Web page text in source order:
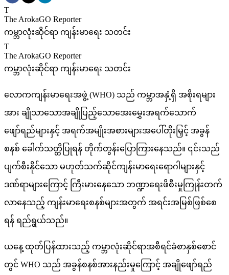
T
The ArokaGO Reporter
ကမ္ဘာလုံးဆိုင်ရာ ကျန်းမာရေး သတင်း
T
The ArokaGO Reporter
ကမ္ဘာလုံးဆိုင်ရာ ကျန်းမာရေး သတင်း
လောကကျန်းမာရေးအဖွဲ့ (WHO) သည် ကမ္ဘာအနှံ့ရှိ အစိုးရများ
အား ချိုသာသောအချိုပြည့်သောအေးမွှေးအရက်သောက်
ဖျော်ရည်များနှင့် အရက်အမျိုးအစားများအပေါ်တိုးမြှင့် အခွန်
စနစ် ခေါက်သတ္တိပြုရန် တိုက်တွန်းပြောကြားနေသည်။ ၎င်းသည်
ပျက်စီးနိုင်သော မဟုတ်သက်ဆိုင်ကျန်းမာရေးရောဂါများနှင့်
ဒဏ်ရာများကြောင့် ကြီးမားနေသော ဘဏ္ဍာရေးဖိစီးမှုကြုန်းတက်
လာနေသည့် ကျန်းမာရေးစနစ်များအတွက် အရင်းအမြစ်ဖြစ်စေ
ရန် ရည်ရွယ်သည်။
ယနေ့ ထုတ်ပြန်ထားသည့် ကမ္ဘာလုံးဆိုင်ရာအစီရင်ခံစာနှစ်စောင်
တွင် WHO သည် အခွန်စနစ်အားနည်းမှုကြောင့် အချိုဖျော်ရည်